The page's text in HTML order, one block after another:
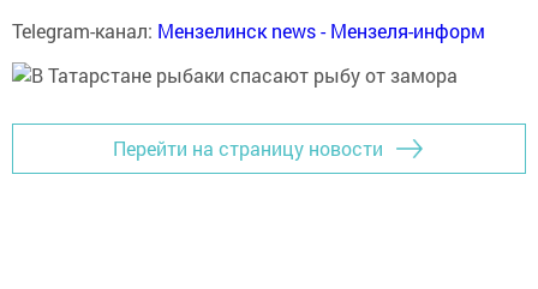
Telegram-канал: Мензелинск news - Мензеля-информ
Перейти на страницу новости